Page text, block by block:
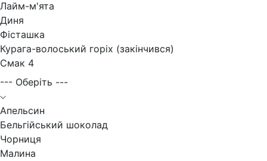
Лайм-м'ята
Диня
Фісташка
Курага-волоський горіх (закінчився)
Смак 4
--- Оберіть ---
Апельсин
Бельгійський шоколад
Чорниця
Малина